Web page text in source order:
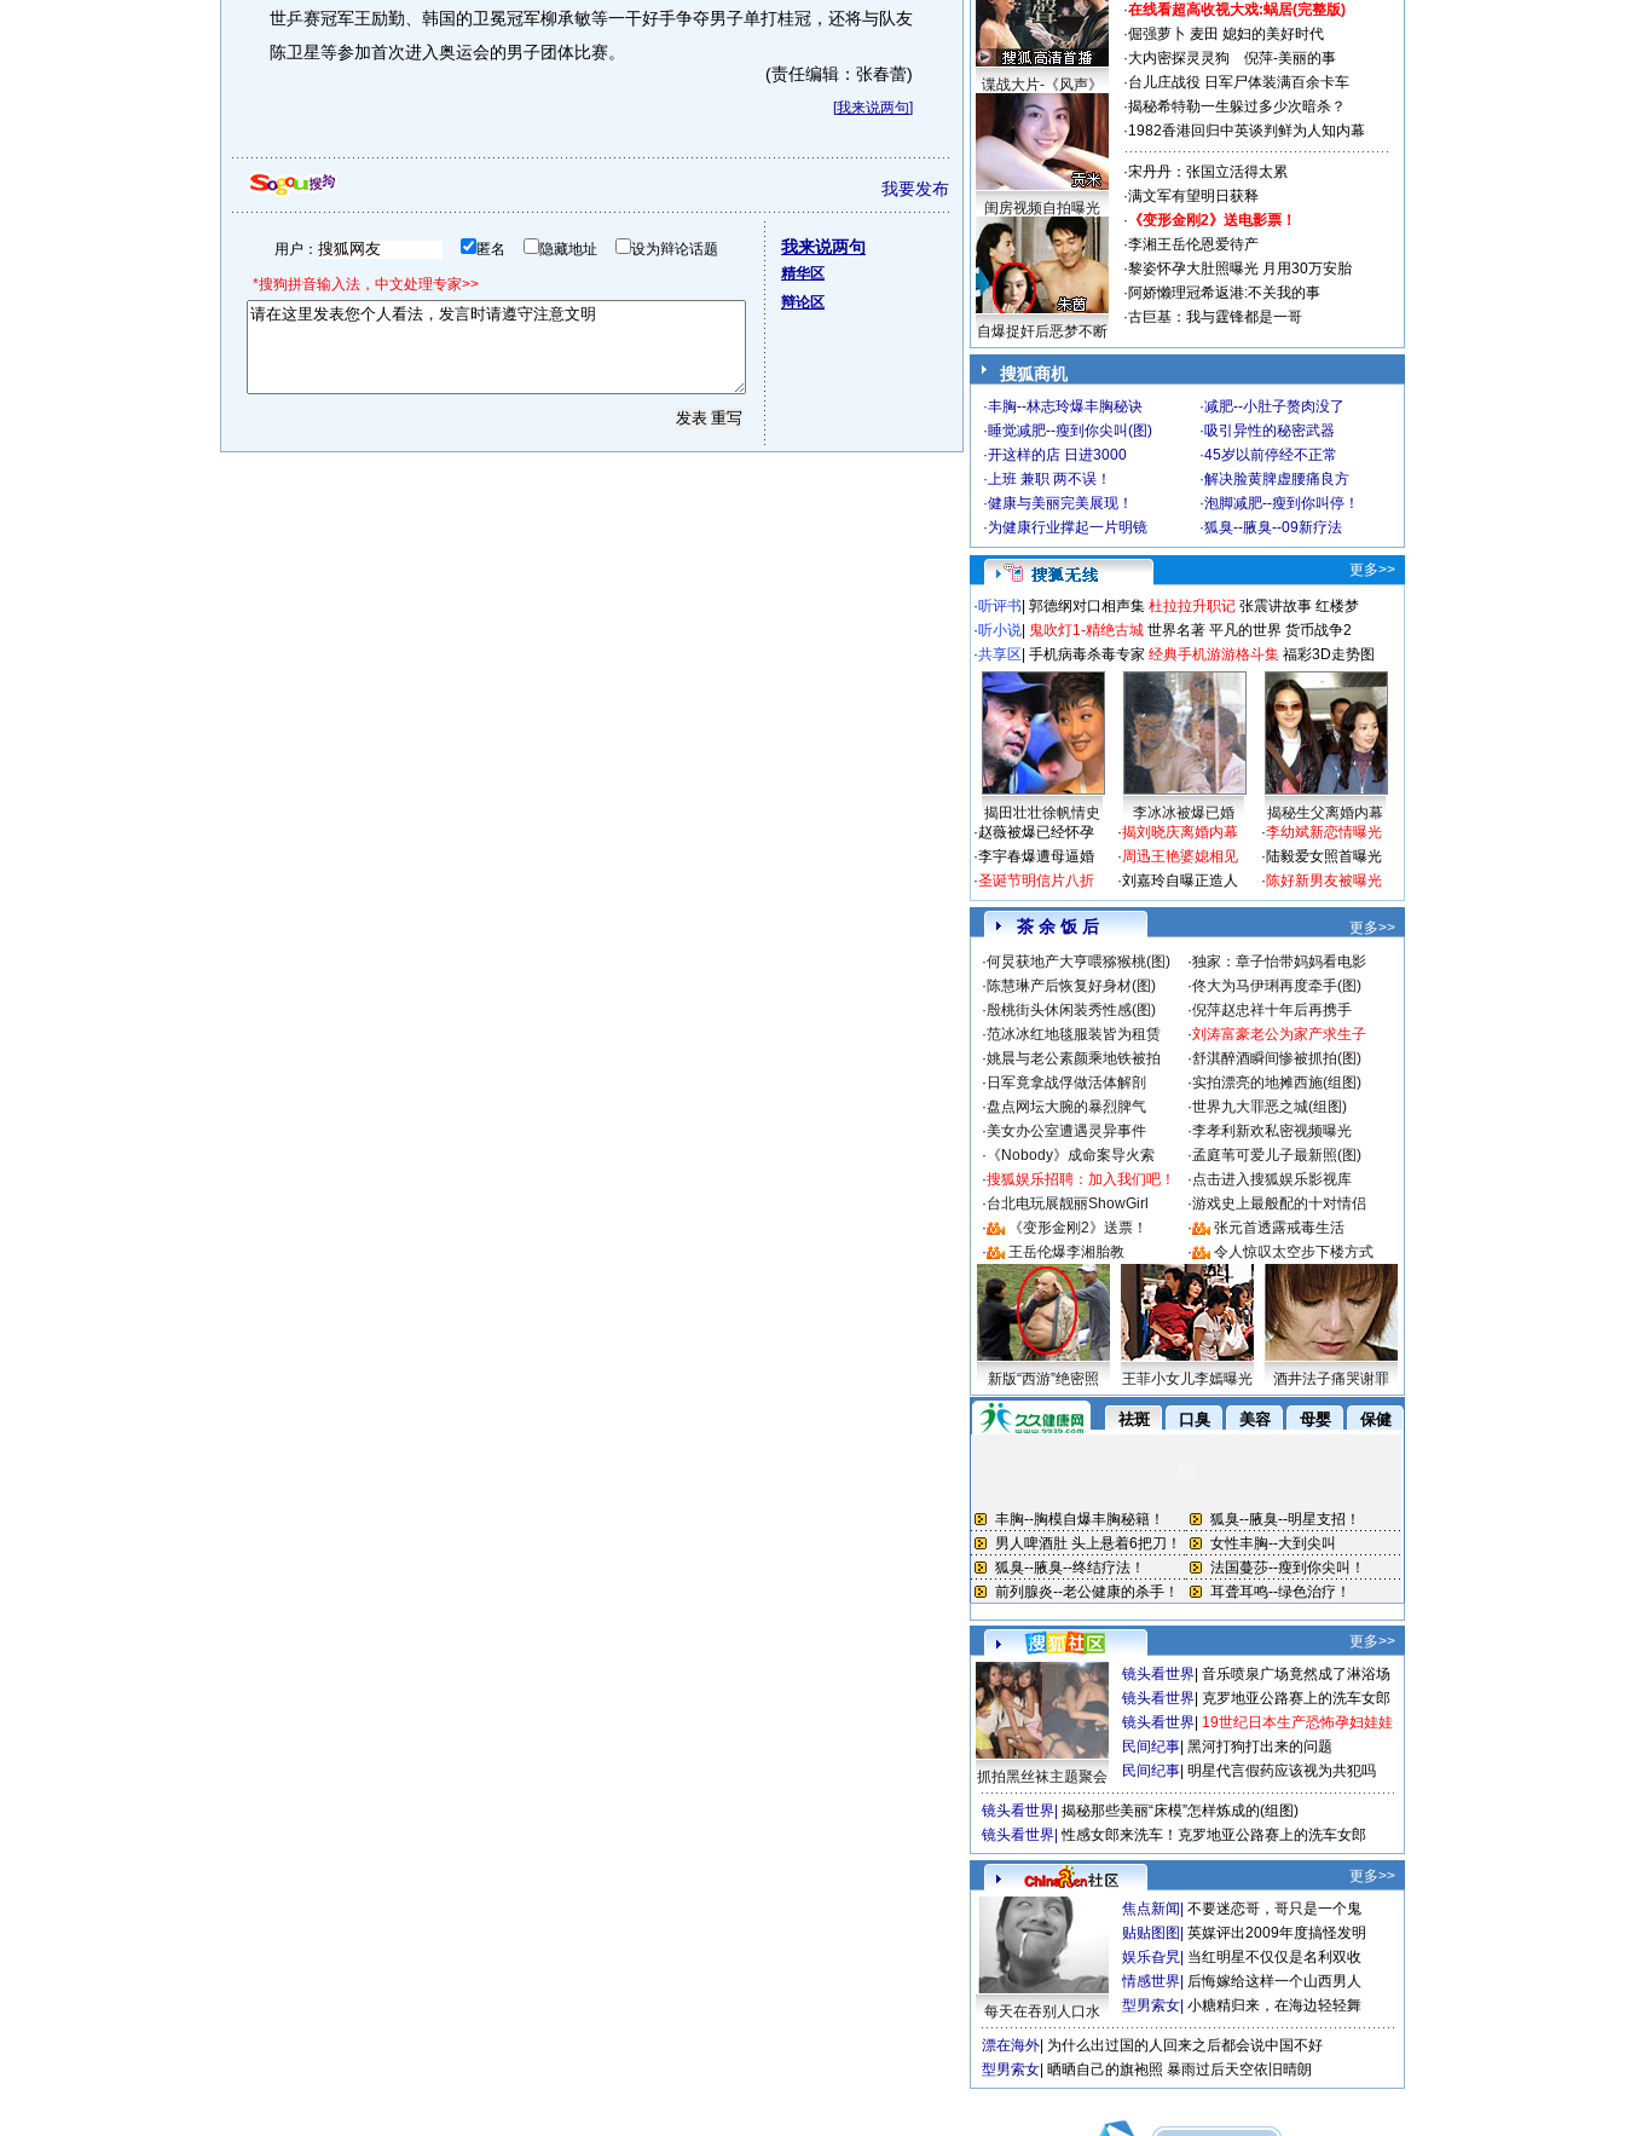
世乒赛冠军王励勤、韩国的卫冕冠军柳承敏等一干好手争夺男子单打桂冠，还将与队友
陈卫星等参加首次进入奥运会的男子团体比赛。
(责任编辑：张春蕾)
[我来说两句]
我要发布
用户： 匿名 隐藏地址 设为辩论话题
*搜狗拼音输入法，中文处理专家>>
我来说两句
精华区
辩论区
谍战大片-《风声》
闺房视频自拍曝光
自爆捉奸后恶梦不断
·在线看超高收视大戏:蜗居(完整版)
·倔强萝卜 麦田 媳妇的美好时代
·大内密探灵灵狗
倪萍-美丽的事
·台儿庄战役 日军尸体装满百余卡车
·揭秘希特勒一生躲过多少次暗杀？
·1982香港回归中英谈判鲜为人知内幕
·宋丹丹：张国立活得太累
·满文军有望明日获释
· 《变形金刚2》送电影票！
·李湘王岳伦恩爱待产
·黎姿怀孕大肚照曝光 月用30万安胎
·阿娇懒理冠希返港:不关我的事
·古巨基：我与霆锋都是一哥
搜狐商机
·丰胸--林志玲爆丰胸秘诀 ·减肥--小肚子赘肉没了
·睡觉减肥--瘦到你尖叫(图) ·吸引异性的秘密武器
·开这样的店 日进3000 ·45岁以前停经不正常
·上班 兼职 两不误！ ·解决脸黄脾虚腰痛良方
·健康与美丽完美展现！ ·泡脚减肥--瘦到你叫停！
·为健康行业撑起一片明镜 ·狐臭--腋臭--09新疗法
更多>>
·听评书 郭德纲对口相声集 杜拉拉升职记 张震讲故事 红楼梦
·听小说 鬼吹灯1-精绝古城 世界名著 平凡的世界 货币战争2
·共享区 手机病毒杀毒专家 经典手机游游格斗集 福彩3D走势图
揭田壮壮徐帆情史 李冰冰被爆已婚
揭秘生父离婚内幕
·赵薇被爆已经怀孕
·李宇春爆遭母逼婚
·圣诞节明信片八折
·揭刘晓庆离婚内幕
·周迅王艳婆媳相见
·刘嘉玲自曝正造人
·李幼斌新恋情曝光
·陆毅爱女照首曝光
·陈好新男友被曝光
茶 余 饭 后
更多>>
·何炅获地产大亨喂猕猴桃(图) ·独家：章子怡带妈妈看电影
·陈慧琳产后恢复好身材(图) ·佟大为马伊琍再度牵手(图)
·殷桃街头休闲装秀性感(图) ·倪萍赵忠祥十年后再携手
·范冰冰红地毯服装皆为租赁 ·刘涛富豪老公为家产求生子
·姚晨与老公素颜乘地铁被拍 ·舒淇醉酒瞬间惨被抓拍(图)
· 日军竟拿战俘做活体解剖 ·实拍漂亮的地摊西施(组图)
·盘点网坛大腕的暴烈脾气 ·世界九大罪恶之城(组图)
·美女办公室遭遇灵异事件 ·李孝利新欢私密视频曝光
· 《Nobody》成命案导火索 ·孟庭苇可爱儿子最新照(图)
·搜狐娱乐招聘：加入我们吧！ ·点击进入搜狐娱乐影视库
·台北电玩展靓丽ShowGirl ·游戏史上最般配的十对情侣
·
《变形金刚2》送票！ ·
张元首透露戒毒生活
·
王岳伦爆李湘胎教 · 令人惊叹太空步下楼方式
新版“西游”绝密照 王菲小女儿李嫣曝光 酒井法子痛哭谢罪
更多>>
抓拍黑丝袜主题聚会
镜头看世界 音乐喷泉广场竟然成了淋浴场
镜头看世界 克罗地亚公路赛上的洗车女郎
镜头看世界 19世纪日本生产恐怖孕妇娃娃
民间纪事 黑河打狗打出来的问题
民间纪事 明星代言假药应该视为共犯吗
镜头看世界 揭秘那些美丽“床模”怎样炼成的(组图)
镜头看世界 性感女郎来洗车！克罗地亚公路赛上的洗车女郎
更多>>
每天在吞别人口水
焦点新闻 不要迷恋哥，哥只是一个鬼
贴贴图图 英媒评出2009年度搞怪发明
娱乐旮旯 当红明星不仅仅是名利双收
情感世界 后悔嫁给这样一个山西男人
型男索女 小糖精归来，在海边轻轻舞
漂在海外 为什么出过国的人回来之后都会说中国不好
型男索女 晒晒自己的旗袍照 暴雨过后天空依旧晴朗